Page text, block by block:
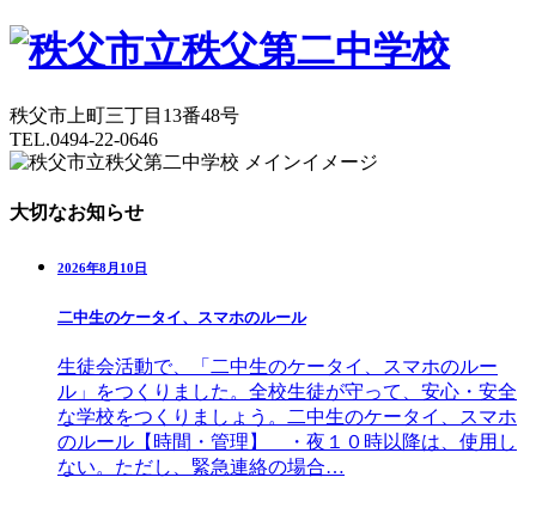
秩父市上町三丁目13番48号
TEL.0494-22-0646
大切なお知らせ
2026年8月10日
二中生のケータイ、スマホのルール
生徒会活動で、「二中生のケータイ、スマホのルー
ル」をつくりました。全校生徒が守って、安心・安全
な学校をつくりましょう。二中生のケータイ、スマホ
のルール【時間・管理】 ・夜１０時以降は、使用し
ない。ただし、緊急連絡の場合…